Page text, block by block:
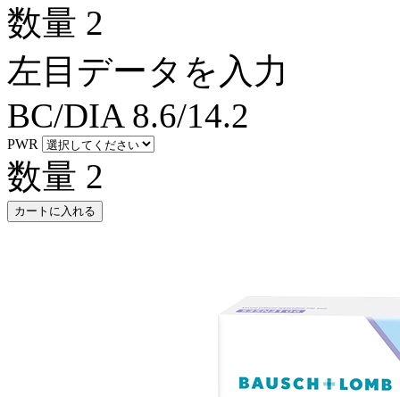
数量 2
左目データを入力
BC/DIA 8.6/14.2
PWR
数量 2
カートに入れる